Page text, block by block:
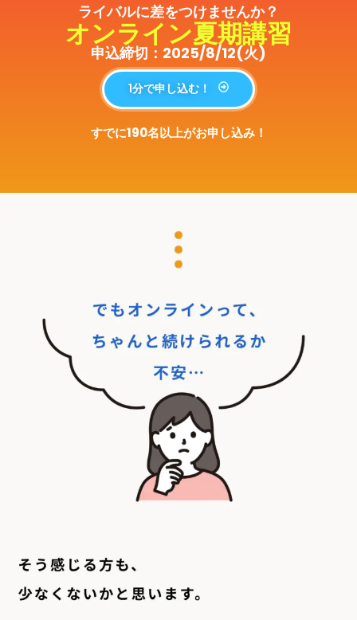
ライバルに差をつけませんか？
オンライン夏期講習
申込締切：2025/8/12(火)
1分で申し込む！
すでに190名以上がお申し込み！